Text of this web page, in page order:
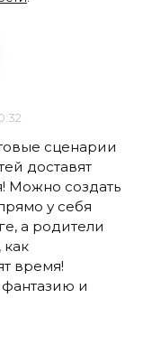
сценарии
доставят
Можно создать
у себя
а родители
как
время!
и